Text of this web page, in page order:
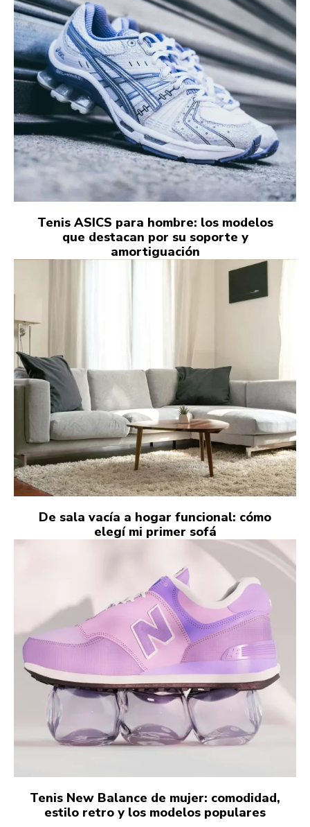
Tenis ASICS para hombre: los modelos
que destacan por su soporte y
amortiguación
De sala vacía a hogar funcional: cómo
elegí mi primer sofá
Tenis New Balance de mujer: comodidad,
estilo retro y los modelos populares